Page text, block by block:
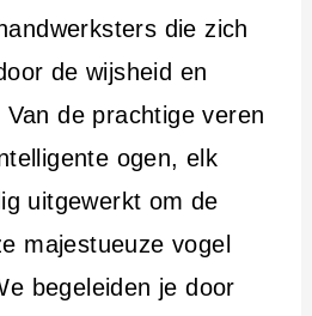
die zich
de wijsheid en
de prachtige veren
ogen, elk
uitgewerkt om de
majestueuze vogel
begeleiden je door